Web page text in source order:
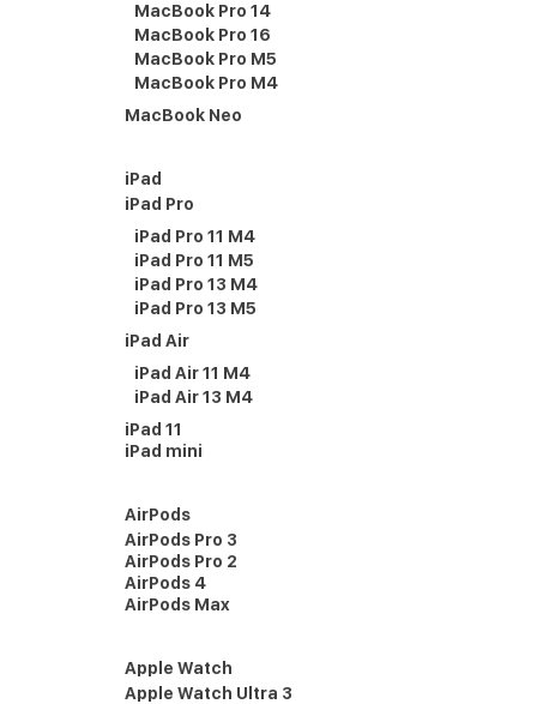
MacBook Pro 14
MacBook Pro 16
MacBook Pro M5
MacBook Pro M4
MacBook Neo
iPad
iPad Pro
iPad Pro 11 M4
iPad Pro 11 M5
iPad Pro 13 M4
iPad Pro 13 M5
iPad Air
iPad Air 11 M4
iPad Air 13 M4
iPad 11
iPad mini
AirPods
AirPods Pro 3
AirPods Pro 2
AirPods 4
AirPods Max
Apple Watch
Apple Watch Ultra 3